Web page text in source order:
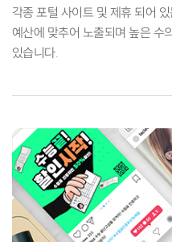
각종 포털 사이트 및 제휴 되어
예산에 맞추어 노출되며높은 수
있습니다.